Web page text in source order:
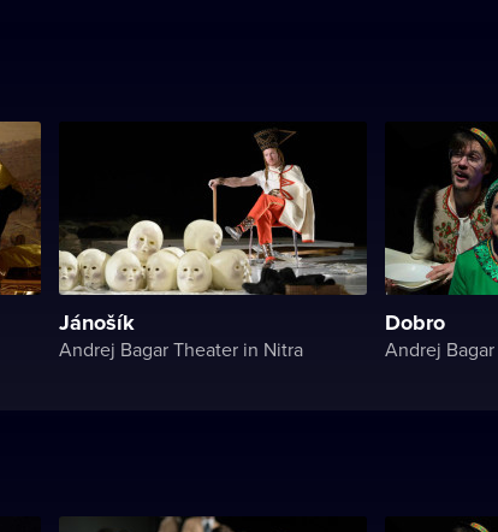
Jánošík
Andrej Bagar Theater in Nitra
Dobro
Andrej